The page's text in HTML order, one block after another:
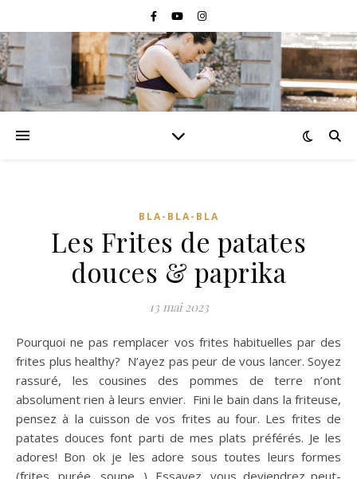
BLA-BLA-BLA
Les Frites de patates
douces & paprika
13 mai 2023
Pourquoi ne pas remplacer vos frites habituelles par des
frites plus healthy? N’ayez pas peur de vous lancer. Soyez
rassuré, les cousines des pommes de terre n’ont
absolument rien à leurs envier. Fini le bain dans la friteuse,
pensez à la cuisson de vos frites au four. Les frites de
patates douces font parti de mes plats préférés. Je les
adores! Bon ok je les adore sous toutes leurs formes
(frites, purée, soupe…). Essayez, vous deviendrez peut-